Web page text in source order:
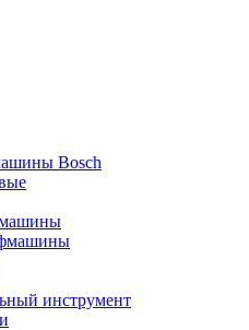
Bosch
инструмент